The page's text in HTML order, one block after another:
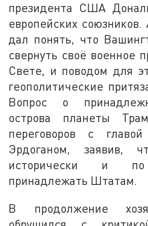
президента США
европейских
дал понять, что
свернуть своё военное
Свете, и поводом для
геополитические
Вопрос о
острова планеты
переговоров с
Эрдоганом, заявив,
исторически и
принадлежать Штатам.
В продолжение